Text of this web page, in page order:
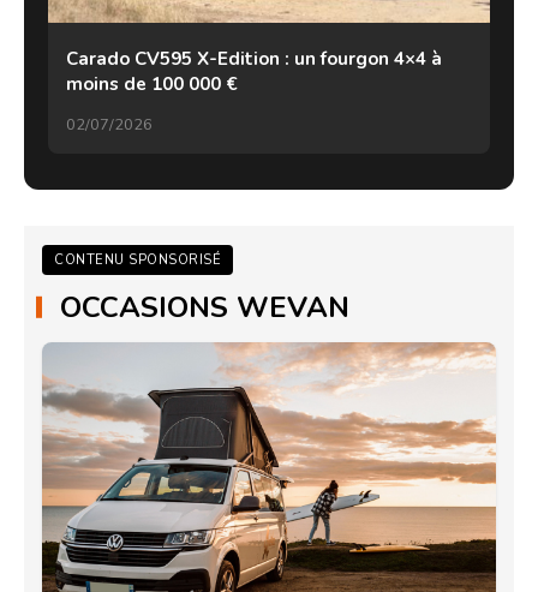
Carado CV595 X-Edition : un fourgon 4×4 à
moins de 100 000 €
02/07/2026
CONTENU SPONSORISÉ
OCCASIONS WEVAN